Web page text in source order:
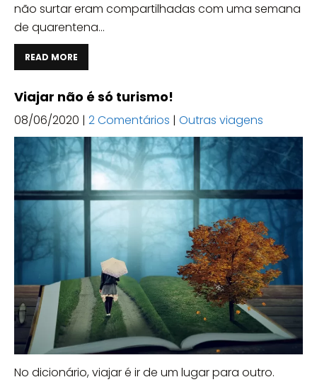
não surtar eram compartilhadas com uma semana
de quarentena...
READ MORE
Viajar não é só turismo!
08/06/2020 | 2 Comentários | Outras viagens
No dicionário, viajar é ir de um lugar para outro.